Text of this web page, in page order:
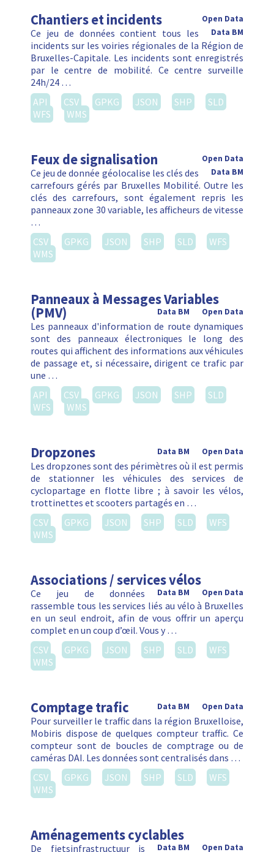
Chantiers et incidents
Open Data
Data BM
Ce jeu de données contient tous les
incidents sur les voiries régionales de la Région de
Bruxelles-Capitale. Les incidents sont enregistrés
par le centre de mobilité. Ce centre surveille
24h/24 …
API
CSV GPKG JSON SHP
SLD
WFS
WMS
Feux de signalisation
Open Data
Data BM
Ce jeu de donnée géolocalise les clés des
carrefours gérés par Bruxelles Mobilité. Outre les
clés des carrefours, sont également repris les
panneaux zone 30 variable, les afficheurs de vitesse
…
CSV
GPKG JSON SHP SLD
WFS
WMS
Panneaux à Messages Variables
(PMV) Open Data
Data BM
Les panneaux d'information de route dynamiques
sont des panneaux électroniques le long des
routes qui affichent des informations aux véhicules
de passage et, si nécessaire, dirigent ce trafic par
une …
API
CSV GPKG JSON SHP
SLD
WFS
WMS
Dropzones Open Data
Data BM
Les dropzones sont des périmètres où il est permis
de stationner les véhicules des services de
cyclopartage en flotte libre ; à savoir les vélos,
trottinettes et scooters partagés en …
CSV
GPKG JSON SHP SLD
WFS
WMS
Associations / services vélos
Open Data
Data BM
Ce jeu de données
rassemble tous les services liés au vélo à Bruxelles
en un seul endroit, afin de vous offrir un aperçu
complet en un coup d’œil. Vous y …
CSV
GPKG JSON SHP SLD
WFS
WMS
Comptage trafic Open Data
Data BM
Pour surveiller le traffic dans la région Bruxelloise,
Mobiris dispose de quelques compteur traffic. Ce
compteur sont de boucles de comptrage ou de
caméras DAI. Les données sont centralisés dans …
CSV
GPKG JSON SHP SLD
WFS
WMS
Aménagements cyclables
Open Data
Data BM
De fietsinfrastructuur is